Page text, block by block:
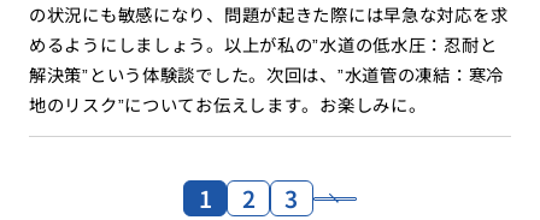
の状況にも敏感になり、問題が起きた際には早急な対応を求
めるようにしましょう。以上が私の”水道の低水圧：忍耐と
解決策”という体験談でした。次回は、”水道管の凍結：寒冷
地のリスク”についてお伝えします。お楽しみに。
1 2 3